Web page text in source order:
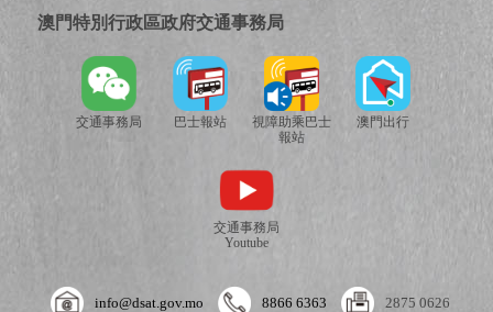
澳門特別行政區政府交通事務局
交通事務局 巴士報站
視障助乘巴士
報站
澳門出行
交通事務局
Youtube
info@dsat.gov.mo 8866 6363 2875 0626